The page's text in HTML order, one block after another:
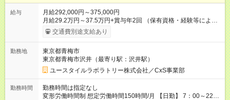
給与
月給292,000円～375,000円
月給29.2万円～37.5万円+賞与年2回 （保有資格・経験等により
変動） 【無資格の方の入社後のモデル月収】 ［入社］ 無資
格・未経験／月収22.9万円 ［半年～1年］ 実務者研修取得／
30.2万円 ［入社3年目以降］ ジュニアコーディネー／月収
37.5万円以上 ※経験・能力等を考慮。 【試用期間】試用期間あ
り 試用期間の長さ：2ヶ月 雇用形態、給与は本採用時と同じで
す。
交通費別途支給あり
勤務地
東京都青梅市
東京都青梅市沢井（最寄り駅：沢井駅）
ユースタイルラボラトリー株式会社／CxS事業部
勤務時間
勤務時間は指定なし
変形労働時間制 想定労働時間150時間/月 【日勤】 7：00～22：